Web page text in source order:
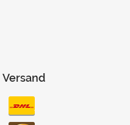
Versand